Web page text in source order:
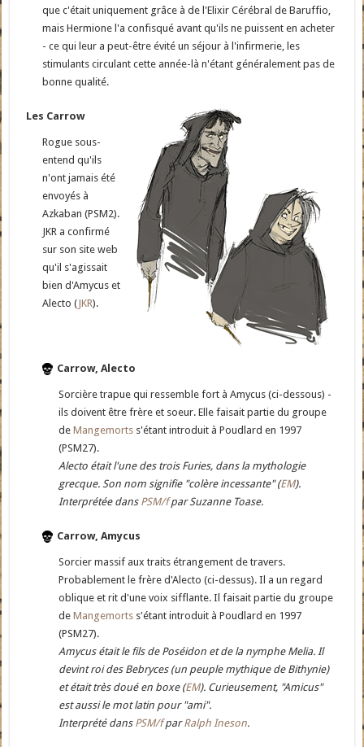
que c'était uniquement grâce à de l'Elixir Cérébral de Baruffio,
mais Hermione l'a confisqué avant qu'ils ne puissent en acheter
- ce qui leur a peut-être évité un séjour à l'infirmerie, les
stimulants circulant cette année-là n'étant généralement pas de
bonne qualité.
Les Carrow
Rogue sous-
entend qu'ils
n'ont jamais été
envoyés à
Azkaban (PSM2).
JKR a confirmé
sur son site web
qu'il s'agissait
bien d'Amycus et
Alecto (JKR).
Carrow, Alecto
Sorcière trapue qui ressemble fort à Amycus (ci-dessous) -
ils doivent être frère et soeur. Elle faisait partie du groupe
deMangemorts s'étant introduit à Poudlard en 1997
(PSM27).
Alecto était l'une des trois Furies, dans la mythologie
grecque. Son nom signifie "colère incessante" (EM).
Interprétée dans PSM/fpar Suzanne Toase.
Carrow, Amycus
Sorcier massif aux traits étrangement de travers.
Probablement le frère d'Alecto (ci-dessus). Il a un regard
oblique et rit d'une voix sifflante. Il faisait partie du groupe
deMangemorts s'étant introduit à Poudlard en 1997
(PSM27).
Amycus était le fils de Poséidon et de la nymphe Melia. Il
devint roi des Bebryces (un peuple mythique de Bithynie)
et était très doué en boxe (EM). Curieusement, "Amicus"
est aussi le mot latin pour "ami".
Interprété dans PSM/fparRalph Ineson.